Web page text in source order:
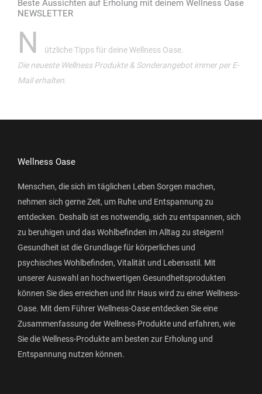
Beste Aussichten auf Erholung mit deinem Wellness Oase
NEWSLETTER
N
ützliche Tipps für deine Wellness Oase.
Die neueste Wellness Produkte & Sonderangebot immer per E-
Mail erhalten.
Wellness Oase
Menschen, die sich im täglichen Leben Sorgen machen,
nehmen sich gerne Zeit, um Ruhe und Entspannung zu
entdecken. Deshalb ist es notwendig, sich zu entspannen, sich
zu beruhigen und das Wohlbefinden im Alltag zu steigern!
Gesundheit ist die Grundlage für körperliches und
psychisches Wohlbefinden, Vitalität und Lebensstil. Mit
unserer Auswahl an hochwertigen Gesundheitsprodukten
können Sie dies erreichen und Ihr Haus wird zu einer Wellness-
Oase. Mit dem Führer Wellness-Oase entdecken Sie eine
Zusammenfassung der Wellness-Produkte und erfahren, wie
Sie die Wellness-Produkte am besten zur Erholung und
Entspannung nutzen können.